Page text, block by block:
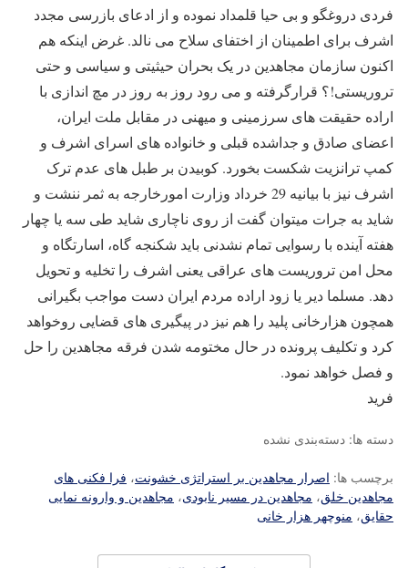
فردی دروغگو و بی حیا قلمداد نموده و از ادعای بازرسی مجدد
اشرف برای اطمینان از اختفای سلاح می نالد. غرض اینکه هم
اکنون سازمان مجاهدین در یک بحران حیثیتی و سیاسی و حتی
تروریستی!؟ قرارگرفته و می رود روز به روز در مچ اندازی با
اراده حقیقت های سرزمینی و میهنی در مقابل ملت ایران،
اعضای صادق و جداشده قبلی و خانواده های اسرای اشرف و
کمپ ترانزیت شکست بخورد. کوبیدن بر طبل های عدم ترک
اشرف نیز با بیانیه 29 خرداد وزارت امورخارجه به ثمر ننشت و
شاید به جرات میتوان گفت از روی ناچاری شاید طی سه یا چهار
هفته آینده با رسوایی تمام نشدنی باید شکنجه گاه، اسارتگاه و
محل امن تروریست های عراقی یعنی اشرف را تخلیه و تحویل
دهد. مسلما دیر یا زود اراده مردم ایران دست مواجب بگیرانی
همچون هزارخانی پلید را هم نیز در پیگیری های قضایی روخواهد
کرد و تکلیف پرونده در حال مختومه شدن فرقه مجاهدین را حل
و فصل خواهد نمود.
فرید
دسته ها: دسته‌بندی نشده
برچسب ها: اصرار مجاهدین بر استراتژی خشونت، فرا فکنی های
مجاهدین خلق، مجاهدین در مسیر نابودی، مجاهدین و وارونه نمایی
حقایق، منوچهر هزار خانی